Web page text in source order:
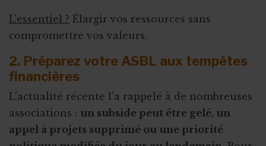
L’essentiel ? Élargir vos ressources sans
compromettre vos valeurs.
2. Préparez votre ASBL aux tempêtes
financières
L'actualité récente l'a rappelé à de nombreuses
associations : un subside peut être gelé, un
appel à projets supprimé ou une priorité